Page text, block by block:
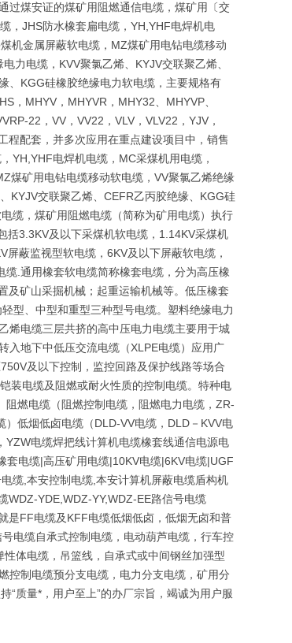
过煤安证的煤矿用阻燃通信电缆，煤矿用〔交
，JHS防水橡套扁电缆，YH,YHF电焊机电
机金属屏蔽软电缆，MZ煤矿用电钻电缆移动
力电缆，KVV聚氯乙烯、KYJV交联聚乙烯、
、KGG硅橡胶绝缘电力软电缆，主要规格有
，MHYV，MHYVR，MHY32、MHYVP、
22，VV，VV22，VLV，VLV22，YJV，
程配套，并多次应用在重点建设项目中，销售
YH,YHF电焊机电缆，MC采煤机用电缆，
煤矿用电钻电缆移动软电缆，VV聚氯乙烯绝缘
KYJV交联聚乙烯、CEFR乙丙胶绝缘、KGG硅
缆，煤矿用阻燃电缆（简称为矿用电缆）执行
3.3KV及以下采煤机软电缆，1.14KV采煤机
蔽监视型软电缆，6KV及以下屏蔽软电缆，
.通用橡套软电缆简称橡套电缆，分为高压橡
及矿山采掘机械；起重运输机械等。低压橡套
型、中型和重型三种型号电缆。塑料绝缘电力
烯电缆三层共挤的高中压电力电缆主要用于城
入地下中低压交流电缆（XLPE电缆）应用广
及以下控制，监控回路及保护线路等场合
装电缆及阻燃或耐火性质的控制电缆。特种电
燃电缆（阻燃控制电缆，阻燃电力电缆，ZR-
低烟低卤电缆（DLD-VV电缆，DLD－KVV电
电缆焊把线计算机电缆橡套线通信电源电
电缆|高压矿用电缆|10KV电缆|6KV电缆|UGF
缆,本安控制电缆,本安计算机屏蔽电缆盾构机
WDZ-YDE,WDZ-YY,WDZ-EE路信号电缆
是FF电缆及KFF电缆低烟低卤，低烟无卤和普
电缆自承式控制电缆，电动葫芦电缆，行车控
体电缆，吊篮线，自承式或中间钢丝加强型
制电缆预分支电缆，电力分支电缆，矿用分
“质量*，用户至上”的办厂宗旨，竭诚为用户服